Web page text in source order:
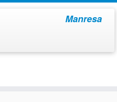
Manresa